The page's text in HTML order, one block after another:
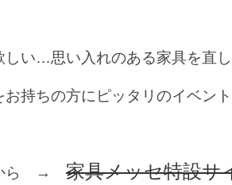
しい…思い入れのある家具を直
お持ちの方にピッタリのイベン
から → 家具メッセ特設サ